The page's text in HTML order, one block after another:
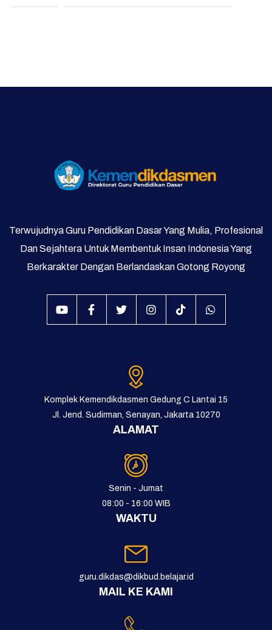
Terwujudnya Guru Pendidikan Dasar Yang Mulia, Profesional
Dan Sejahtera Untuk Membentuk Insan Indonesia Yang
Berkarakter Dengan Berlandaskan Gotong Royong
Komplek Kemendikdasmen Gedung C Lantai 15
Jl. Jend. Sudirman, Senayan, Jakarta 10270
ALAMAT
Senin - Jumat
08:00 - 16:00 WIB
WAKTU
guru.dikdas@dikbud.belajar.id
MAIL KE KAMI